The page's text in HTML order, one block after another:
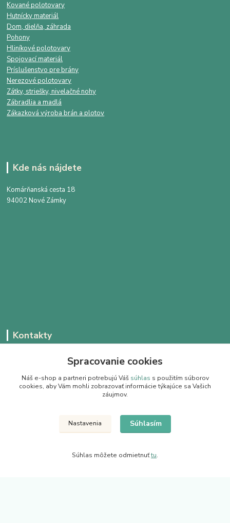
Kované polotovary
Hutnícky materiál
Dom, dielňa, záhrada
Pohony
Hliníkové polotovary
Spojovací materiál
Príslušenstvo pre brány
Nerezové polotovary
Zátky, striešky, nivelačné nohy
Zábradlia a madlá
Zákazková výroba brán a plotov
Kde nás nájdete
Komárňanská cesta 18
94002 Nové Zámky
Kontakty
Zákaznícka podpora Juhukov.sk
+421 904 222 002
Spracovanie cookies
Náš e-shop a partneri potrebujú Váš súhlas s použitím súborov
cookies, aby Vám mohli zobrazovať informácie týkajúce sa Vašich
záujmov.
Nastavenia Súhlasím
Súhlas môžete odmietnuťtu.